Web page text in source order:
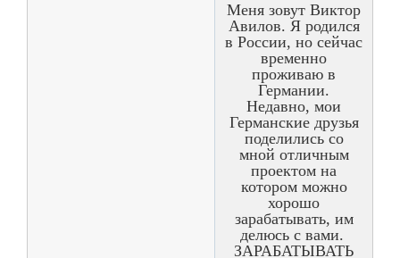
Меня зовут Виктор
Авилов. Я родился
в России, но сейчас
временно
проживаю в
Германии.
Недавно, мои
Германские друзья
поделились со
мной отличным
проектом на
котором можно
хорошо
зарабатывать, им
делюсь с вами.
ЗАРАБАТЫВАТЬ